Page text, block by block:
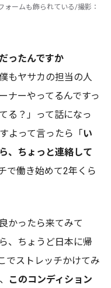
ォームも飾られている/撮影：
ったんですか
もヤサカの担当の人
ナーやってるんですっ
る？」って話になっ
よって言ったら「い
、ちょっと連絡して
で働き始めて2年くら
かったら来てみて
、ちょうど日本に帰
でストレッチかけてみ
このコンディション